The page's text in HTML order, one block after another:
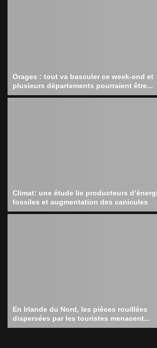
Orages : tout va basculer ce week-end et
plusieurs départements pourraient être...
Climat: une étude lie producteurs
fossiles et augmentation des canicules
En Irlande du Nord, les pièces rouillées
dispersées par les touristes menacent...